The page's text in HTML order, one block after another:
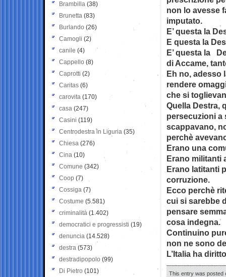
non lo avesse
imputato.
E’ questa la
E questa la
E’ questa la
di Accame,
Eh no, adesso
rendere
che si
Quella Destra,
persecuzioni a
scappavano,
perchè
Erano una
Erano militanti
Erano latitanti
corruzione.
Ecco perchè
cui si sarebbe
pensare
cosa indegna.
Continuino
non ne sono
L’Italia ha
This entry was posted
Brambilla (38)
Brunetta (83)
Burlando (26)
Camogli (2)
canile (4)
Cappello (8)
Caprotti (2)
Caritas (6)
carovita (170)
casa (247)
Casini (119)
Centrodestra in Liguria (35)
Chiesa (276)
Cina (10)
Comune (342)
Coop (7)
Cossiga (7)
Costume (5.581)
criminalità (1.402)
democratici e progressisti (19)
denuncia (14.528)
destra (573)
destradipopolo (99)
Di Pietro (101)